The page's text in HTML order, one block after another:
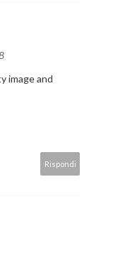
image and
Rispondi